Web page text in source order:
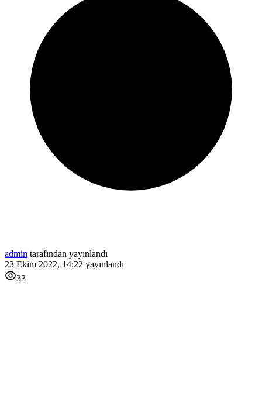
admin tarafından yayınlandı
23 Ekim 2022, 14:22 yayınlandı
33